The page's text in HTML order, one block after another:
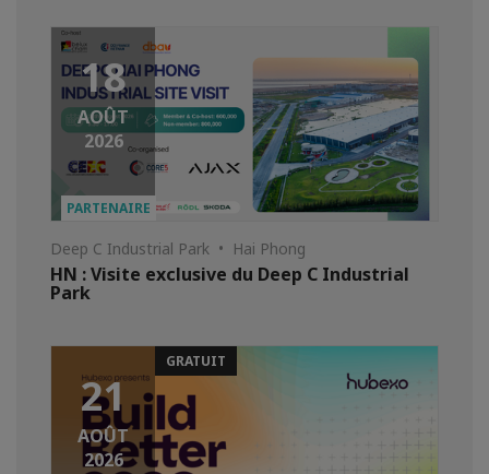
18
AOÛT
2026
PARTENAIRE
Deep C Industrial Park • Hai Phong
HN : Visite exclusive du Deep C Industrial
Park
21
AOÛT
2026
GRATUIT